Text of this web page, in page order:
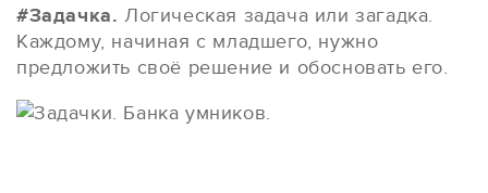
#Задачка. Логическая задача или загадка.
Каждому, начиная с младшего, нужно
предложить своё решение и обосновать его.